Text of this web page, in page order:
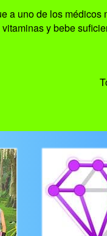
a uno de los
y bebe